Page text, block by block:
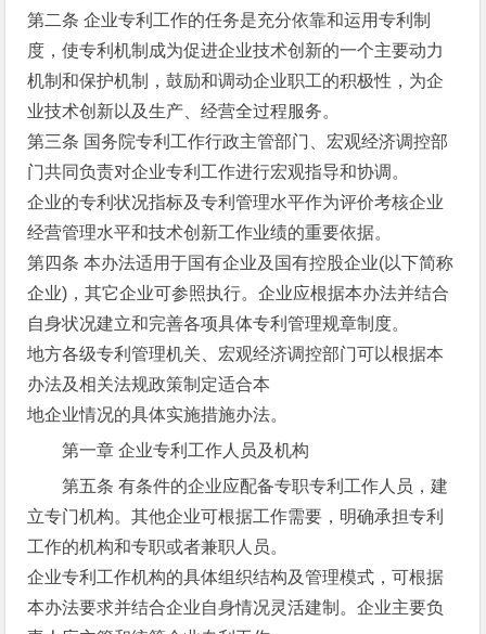
第二条 企业专利工作的任务是充分依靠和运用专利制
度，使专利机制成为促进企业技术创新的一个主要动力
机制和保护机制，鼓励和调动企业职工的积极性，为企
业技术创新以及生产、经营全过程服务。
第三条 国务院专利工作行政主管部门、宏观经济调控部
门共同负责对企业专利工作进行宏观指导和协调。
企业的专利状况指标及专利管理水平作为评价考核企业
经营管理水平和技术创新工作业绩的重要依据。
第四条 本办法适用于国有企业及国有控股企业(以下简称
企业)，其它企业可参照执行。企业应根据本办法并结合
自身状况建立和完善各项具体专利管理规章制度。
地方各级专利管理机关、宏观经济调控部门可以根据本
办法及相关法规政策制定适合本
地企业情况的具体实施措施办法。
第一章 企业专利工作人员及机构
第五条 有条件的企业应配备专职专利工作人员，建
立专门机构。其他企业可根据工作需要，明确承担专利
工作的机构和专职或者兼职人员。
企业专利工作机构的具体组织结构及管理模式，可根据
本办法要求并结合企业自身情况灵活建制。企业主要负